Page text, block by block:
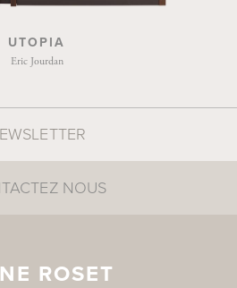
UTOPIA
Eric Jourdan
ROSET
NOUS